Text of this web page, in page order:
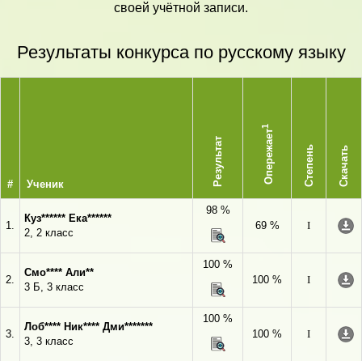
своей учётной записи.
Результаты конкурса по русскому языку
# Ученик Результат Опережает
1
Степень Скачать
1.
Куз****** Ека******
2, 2 класс
98 %
69 %
I
2.
Смо**** Али**
3 Б, 3 класс
100 %
100 %
I
3.
Лоб**** Ник**** Дми*******
3, 3 класс
100 %
100 %
I